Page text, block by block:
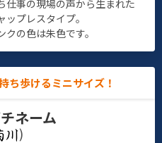
仕事の現場の声から生まれた
ップレスタイプ。
クの色は朱色です。
ち歩けるミニサイズ！
ネーム
)